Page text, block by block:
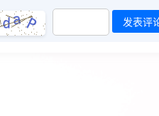
发表评